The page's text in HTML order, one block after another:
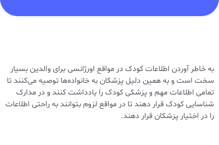
به خاطر آوردن اطلاعات کودک در مواقع اورژانسی برای والدین بسیار
سخت است و به همین دلیل پزشکان به خانواده‌ها توصیه می‌کنند تا
تمامی اطلاعات مهم و پزشکی کودک را یادداشت کنند و در مدارک
شناسایی کودک قرار دهند تا در مواقع لزوم بتوانند به راحتی اطلاعات
را در اختیار پزشکان قرار دهند.